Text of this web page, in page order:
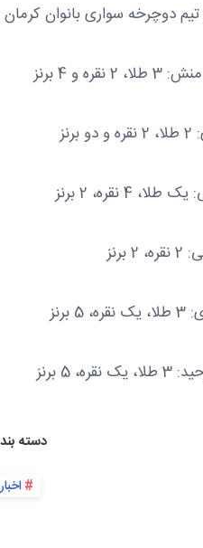
دوچرخه سواری بانوان کرمان
و 4 برنز
4 نقره، 2 برنز
5 برنز
دسته